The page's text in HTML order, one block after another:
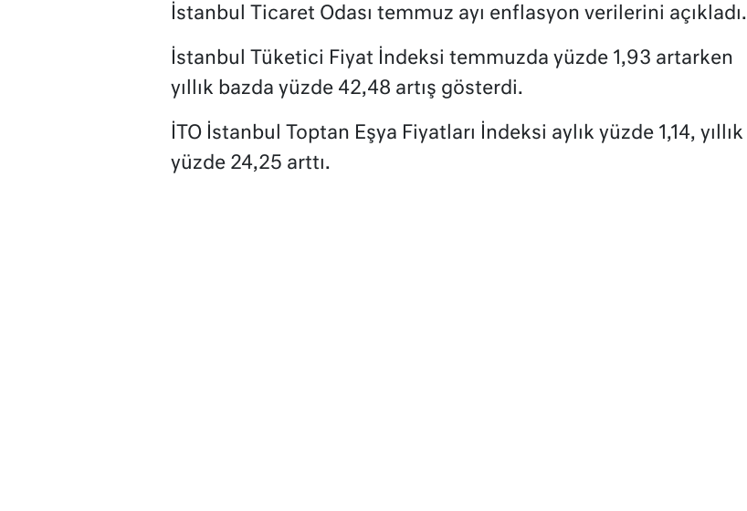
İstanbul Ticaret Odası temmuz ayı enflasyon verilerini açıkladı.
İstanbul Tüketici Fiyat İndeksi temmuzda yüzde 1,93 artarken
yıllık bazda yüzde 42,48 artış gösterdi.
İTO İstanbul Toptan Eşya Fiyatları İndeksi aylık yüzde 1,14, yıllık
yüzde 24,25 arttı.